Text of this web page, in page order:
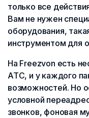
только все
Вам не нужен
оборудования,
инструментом для
На Freezvon есть
АТС, и у каждого
возможностей. Но
условной
звонков, фоновая